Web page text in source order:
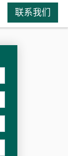
联系我们